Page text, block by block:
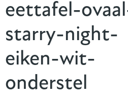
eettafel-
starry-night-
eiken-wit-
onderstel